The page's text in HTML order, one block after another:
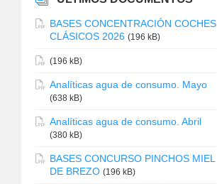
BASES CONCENTRACIÓN COCHES
CLÁSICOS 2026 (196 kB)
(196 kB)
Analíticas agua de consumo. Mayo
(638 kB)
Analíticas agua de consumo. Abril
(380 kB)
BASES CONCURSO PINCHOS MIEL
DE BREZO (196 kB)